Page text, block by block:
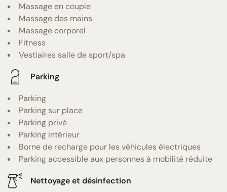
Massage en couple
Massage des mains
Massage corporel
Fitness
Vestiaires salle de sport/spa
Parking
Parking
Parking sur place
Parking privé
Parking intérieur
Borne de recharge pour les véhicules électriques
Parking accessible aux personnes à mobilité réduite
Nettoyage et désinfection